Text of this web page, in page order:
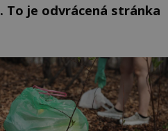
To je odvrácená stránka